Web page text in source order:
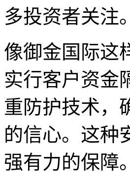
多投资者关注。
像御金国际这
实行客户资金
重防护技术，
的信心。这种
强有力的保障。